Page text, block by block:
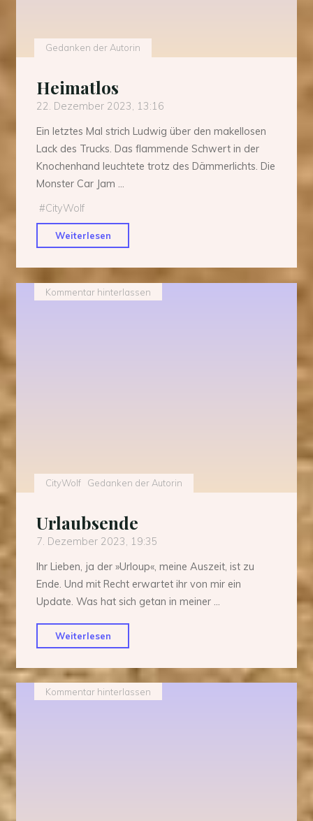
Gedanken der Autorin
Heimatlos
22. Dezember 2023, 13:16
Ein letztes Mal strich Ludwig über den makellosen
Lack des Trucks. Das flammende Schwert in der
Knochenhand leuchtete trotz des Dämmerlichts. Die
Monster Car Jam …
#CityWolf
Weiterlesen
CityWolf Gedanken der Autorin
Kommentar hinterlassen
Urlaubsende
7. Dezember 2023, 19:35
Ihr Lieben, ja der »Urloup«, meine Auszeit, ist zu
Ende. Und mit Recht erwartet ihr von mir ein
Update. Was hat sich getan in meiner …
Weiterlesen
Kommentar hinterlassen